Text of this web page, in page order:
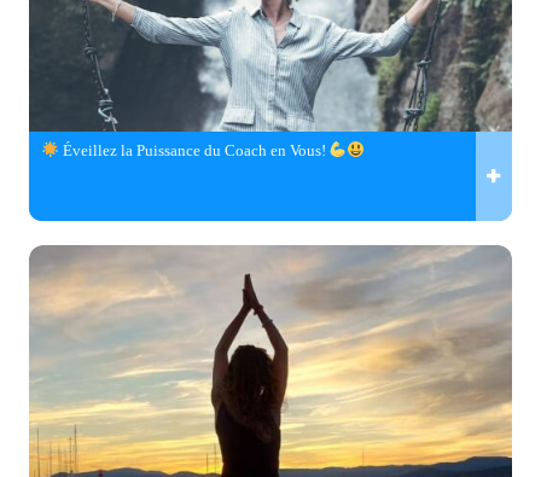
Éveillez la Puissance du Coach en Vous!